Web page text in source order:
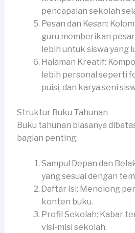
pencapaian sekolah
Pesan dan Kesan:
guru memberikan
lebih untuk siswa yang
Halaman Kreatif:
lebih personal seperti
puisi, dan karya seni
Struktur Buku Tahunan
Buku tahunan biasanya
bagian penting:
Sampul Depan dan
yang sesuai dengan
Daftar Isi: Menolong
konten buku.
Profil Sekolah: Kabar
visi-misi sekolah.